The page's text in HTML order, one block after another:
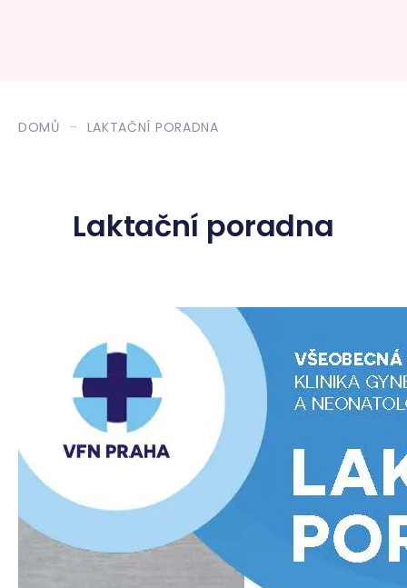
DOMŮ LAKTAČNÍ PORADNA
Laktační poradna